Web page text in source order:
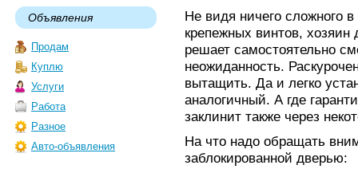
Объявления
Продам
Куплю
Услуги
Работа
Разное
Авто-объявления
Не видя ничего сложного
крепежных винтов,
решает самостоятельно
неожиданность.
вытащить. Да и легко
аналогичный. А где
заклинит также через
На что надо обращать
заблокированной дверью: